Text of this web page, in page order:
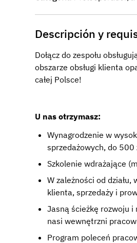
Descripción y
Dołącz do zespołu
obszarze obsługi klienta
całej Polsce!
U nas otrzymasz:
Wynagrodzenie w
sprzedażowych, do 500
Szkolenie wdrażające
W zależności od
klienta, sprzedaży i
Jasną ścieżkę rozwoju
nasi wewnętrzni
Program poleceń